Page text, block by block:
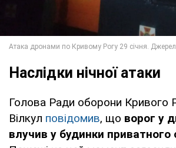
Наслідки нічної атаки
Голова Ради оборони Кривого
Вілкул повідомив, що ворог у
влучив у будинки приватного